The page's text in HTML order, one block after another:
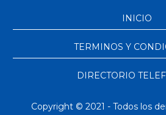
INICIO
TERMINOS Y
DIRECTORIO
Copyright © 2021 - Todos los